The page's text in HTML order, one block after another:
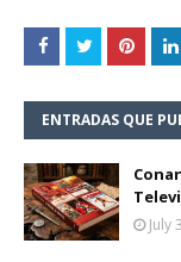
ENTRADAS QUE
July